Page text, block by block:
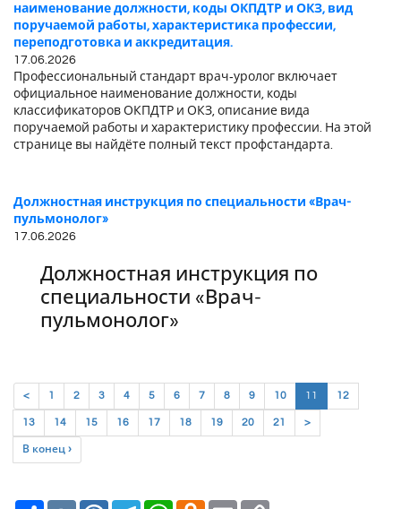
наименование должности, коды ОКПДТР и ОКЗ, вид
поручаемой работы, характеристика профессии,
переподготовка и аккредитация.
17.06.2026
Профессиональный стандарт врач‑уролог включает
официальное наименование должности, коды
классификаторов ОКПДТР и ОКЗ, описание вида
поручаемой работы и характеристику профессии. На этой
странице вы найдёте полный текст профстандарта.
Должностная инструкция по специальности «Врач-
пульмонолог»
17.06.2026
Должностная инструкция по
специальности «Врач-
пульмонолог»
< 1 2 3 4 5 6 7 8 9 10 11 (current)
12
13 14 15 16 17 18 19 20 21 >
В конец ›